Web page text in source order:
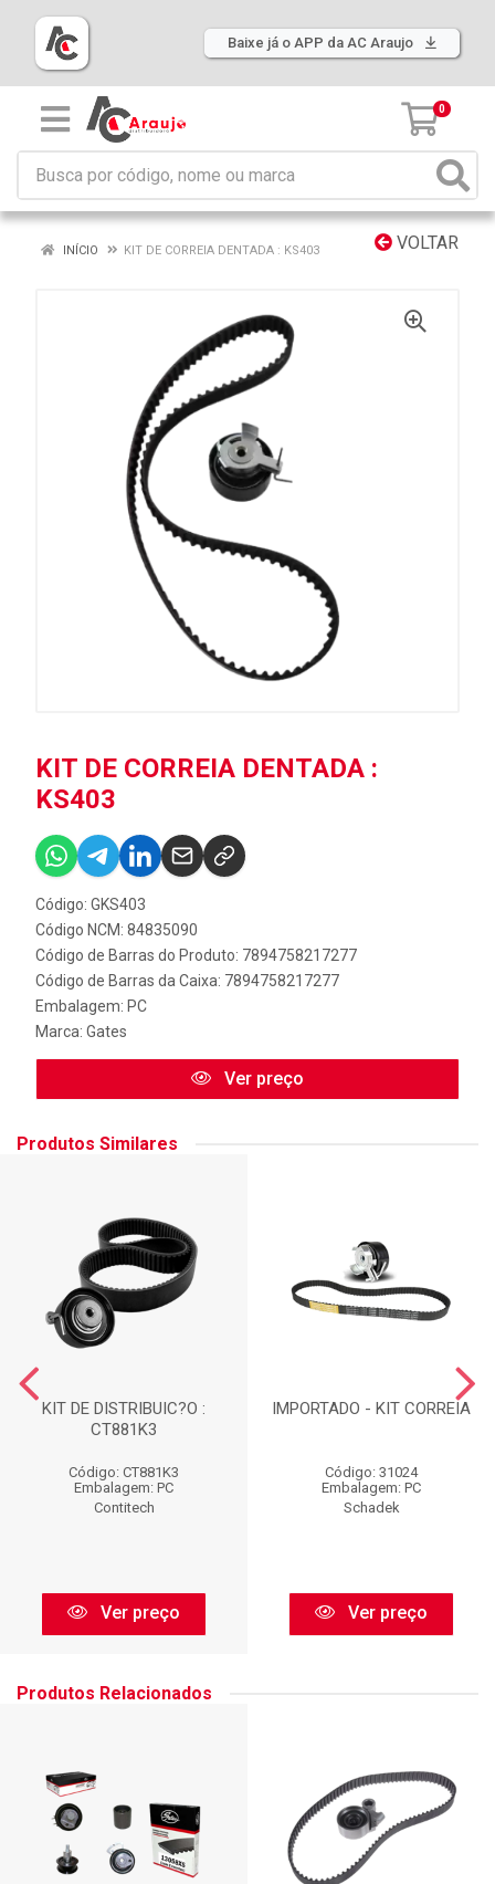
Baixe já o APP da AC Araujo
0
VOLTAR
INÍCIO KIT DE CORREIA DENTADA : KS403
KIT DE CORREIA DENTADA :
KS403
Código: GKS403
Código NCM: 84835090
Código de Barras do Produto: 7894758217277
Código de Barras da Caixa: 7894758217277
Embalagem: PC
Marca: Gates
Ver preço
Produtos Similares
KIT DE DISTRIBUIC?O :
CT881K3
Código: CT881K3
Embalagem: PC
Contitech
Ver preço
IMPORTADO - KIT CORREIA
Código: 31024
Embalagem: PC
Schadek
Ver preço
Produtos Relacionados